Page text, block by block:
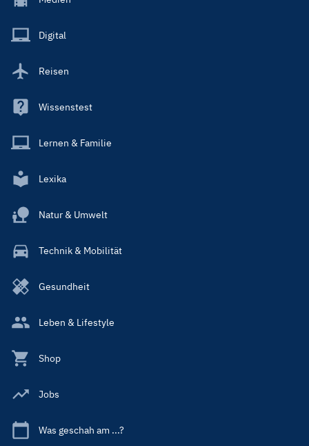
Main
Digital
Reisen
Wissenstest
Lernen & Familie
Lexika
Natur & Umwelt
Technik & Mobilität
Gesundheit
Leben & Lifestyle
Shop
Jobs
Was geschah am ...?